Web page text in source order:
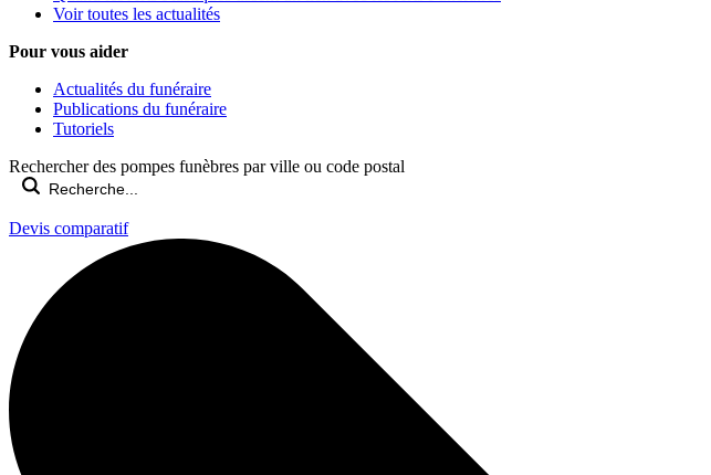
Voir toutes les actualités
Pour vous aider
Actualités du funéraire
Publications du funéraire
Tutoriels
Rechercher des pompes funèbres par ville ou code postal
Devis comparatif